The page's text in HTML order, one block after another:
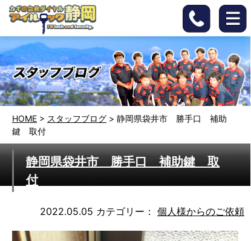
HOME > スタッフブログ > 静岡県袋井市 勝手口 補助
鍵 取付
静岡県袋井市 勝手口 補助鍵 取
付
2022.05.05 カテゴリー： 個人様からのご依頼